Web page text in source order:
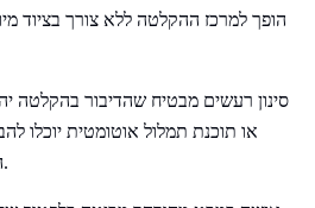
הופך למרכז ההקלטה ללא צורך בציוד
סינון רעשים מבטיח שהדיבור בהקלטה
או תוכנת תמלול אוטומטית יוכלו
המשקף נאמנה את ההקלטה.